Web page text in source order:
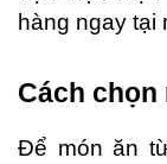
hàng ngay tại
Cách
Để món ăn